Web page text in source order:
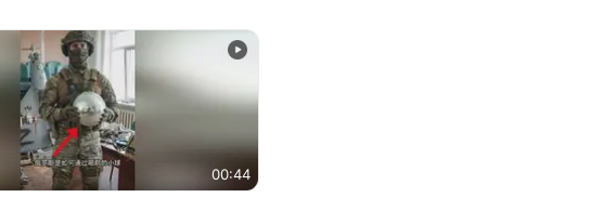
00:44